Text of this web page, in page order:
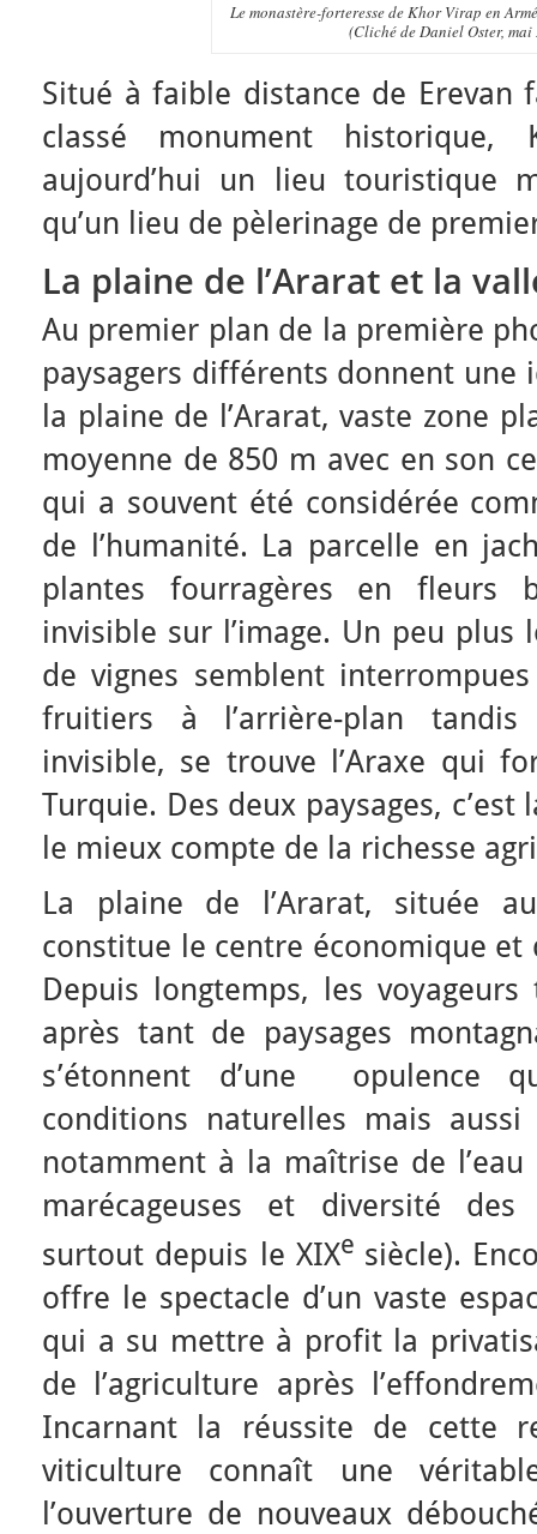
Le monastère-forteresse de Khor Virap en
(Cliché de Daniel Oster, mai
Situé à faible distance de Erevan
classé monument historique,
aujourd’hui un lieu touristique
qu’un lieu de pèlerinage de
La plaine de l’Ararat et la
Au premier plan de la première
paysagers différents donnent une
la plaine de l’Ararat, vaste zone
moyenne de 850 m avec en son
qui a souvent été considérée
de l’humanité. La parcelle en
plantes fourragères en fleurs
invisible sur l’image. Un peu
de vignes semblent
fruitiers à l’arrière-plan tandis
invisible, se trouve l’Araxe qui
Turquie. Des deux paysages,
le mieux compte de la richesse
La plaine de l’Ararat, située
constitue le centre économique et
Depuis longtemps, les
après tant de paysages
s’étonnent d’une opulence
conditions naturelles mais
notamment à la maîtrise de
marécageuses et diversité des
surtout depuis le XIXe siècle).
offre le spectacle d’un vaste
qui a su mettre à profit la
de l’agriculture après
Incarnant la réussite de cette
viticulture connaît une
l’ouverture de nouveaux